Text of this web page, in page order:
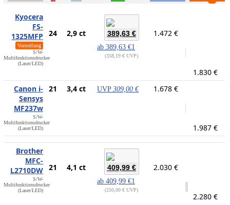
Kyocera
FS-
1325MFP
Vorstellung
S/W-
Multifunktionsdrucker
(Laser/LED)
24 2,9 ct 389,63 €
ab 389,63 €1
358,19 € UVP
1.472 €
1.830 €
Canon i-
Sensys
MF237w
S/W-
Multifunktionsdrucker
(Laser/LED)
21 3,4 ct UVP 309,00 € 1.678 €
1.987 €
Brother
MFC-
L2710DW
S/W-
Multifunktionsdrucker
(Laser/LED)
21 4,1 ct 409,99 €
ab 409,99 €1
250,00 € UVP
2.030 €
2.280 €